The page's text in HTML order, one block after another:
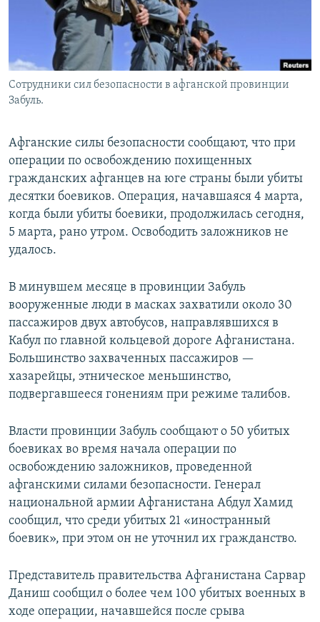
Сотрудники сил безопасности в афганской провинции
Забуль.
Афганские силы безопасности сообщают, что при
операции по освобождению похищенных
гражданских афганцев на юге страны были убиты
десятки боевиков. Операция, начавшаяся 4 марта,
когда были убиты боевики, продолжилась сегодня,
5 марта, рано утром. Освободить заложников не
удалось.
В минувшем месяце в провинции Забуль
вооруженные люди в масках захватили около 30
пассажиров двух автобусов, направлявшихся в
Кабул по главной кольцевой дороге Афганистана.
Большинство захваченных пассажиров —
хазарейцы, этническое меньшинство,
подвергавшееся гонениям при режиме талибов.
Власти провинции Забуль сообщают о 50 убитых
боевиках во время начала операции по
освобождению заложников, проведенной
афганскими силами безопасности. Генерал
национальной армии Афганистана Абдул Хамид
сообщил, что среди убитых 21 «иностранный
боевик», при этом он не уточнил их гражданство.
Представитель правительства Афганистана Сарвар
Даниш сообщил о более чем 100 убитых военных в
ходе операции, начавшейся после срыва